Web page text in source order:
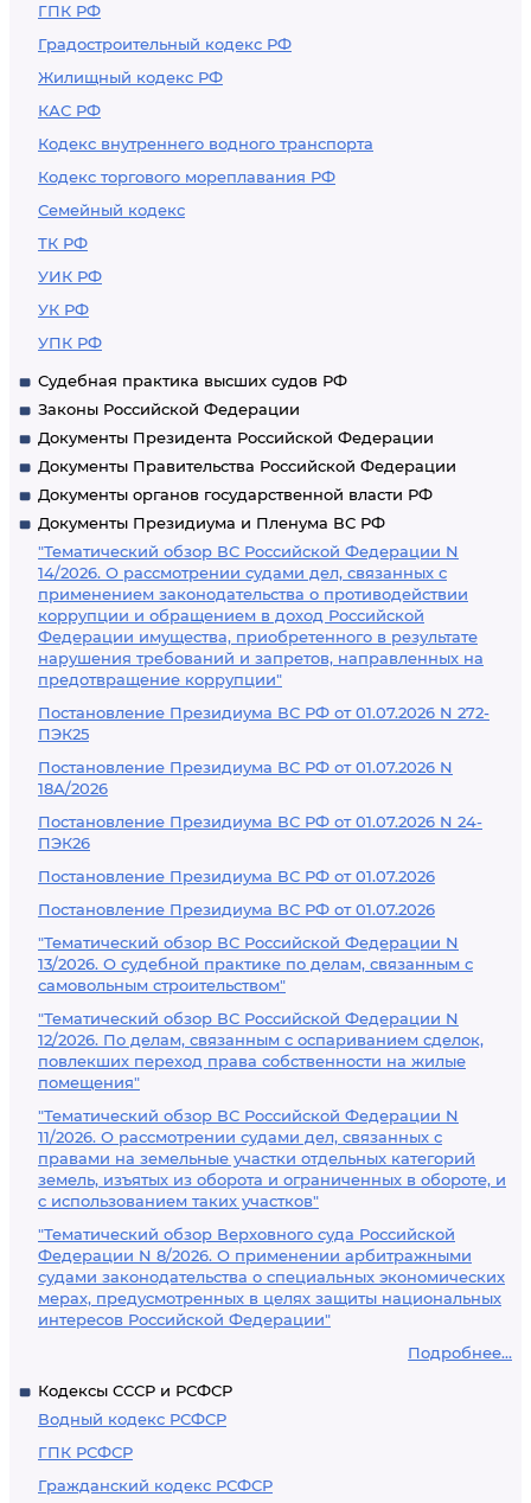
ГПК РФ
Градостроительный кодекс РФ
Жилищный кодекс РФ
КАС РФ
Кодекс внутреннего водного транспорта
Кодекс торгового мореплавания РФ
Семейный кодекс
ТК РФ
УИК РФ
УК РФ
УПК РФ
Судебная практика высших судов РФ
Законы Российской Федерации
Документы Президента Российской Федерации
Документы Правительства Российской Федерации
Документы органов государственной власти РФ
Документы Президиума и Пленума ВС РФ
"Тематический обзор ВС Российской Федерации N
14/2026. О рассмотрении судами дел, связанных с
применением законодательства о противодействии
коррупции и обращением в доход Российской
Федерации имущества, приобретенного в результате
нарушения требований и запретов, направленных на
предотвращение коррупции"
Постановление Президиума ВС РФ от 01.07.2026 N 272-
ПЭК25
Постановление Президиума ВС РФ от 01.07.2026 N
18А/2026
Постановление Президиума ВС РФ от 01.07.2026 N 24-
ПЭК26
Постановление Президиума ВС РФ от 01.07.2026
Постановление Президиума ВС РФ от 01.07.2026
"Тематический обзор ВС Российской Федерации N
13/2026. О судебной практике по делам, связанным с
самовольным строительством"
"Тематический обзор ВС Российской Федерации N
12/2026. По делам, связанным с оспариванием сделок,
повлекших переход права собственности на жилые
помещения"
"Тематический обзор ВС Российской Федерации N
11/2026. О рассмотрении судами дел, связанных с
правами на земельные участки отдельных категорий
земель, изъятых из оборота и ограниченных в обороте, и
с использованием таких участков"
"Тематический обзор Верховного суда Российской
Федерации N 8/2026. О применении арбитражными
судами законодательства о специальных экономических
мерах, предусмотренных в целях защиты национальных
интересов Российской Федерации"
Подробнее...
Кодексы СССР и РСФСР
Водный кодекс РСФСР
ГПК РСФСР
Гражданский кодекс РСФСР